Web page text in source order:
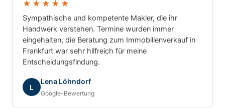
zuverlässigen, engagierten und vertrauenswürdigen
Immobilienpartner sucht, ist bei GRUNDUM
Immobilien bestens aufgehoben. Eine klare
Empfehlung – vielen Dank für die ausgezeichnete
Zusammenarbeit!
★★★★★
Sympathische und kompetente Makler, die ihr
Handwerk verstehen. Termine wurden immer
eingehalten, die Beratung zum Immobilienverkauf in
Frankfurt war sehr hilfreich für meine
Entscheidungsfindung.
L
Lena Löhndorf
Google-Bewertung